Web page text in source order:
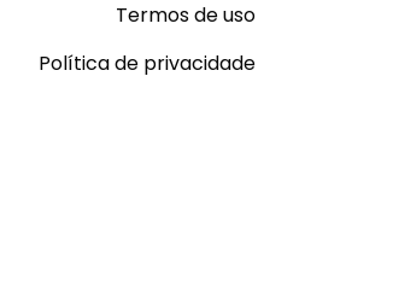
Termos de uso
Política de privacidade